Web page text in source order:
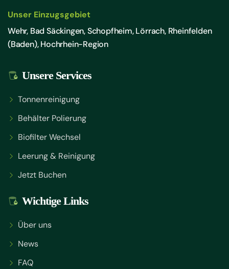
Unser Einzugsgebiet
Wehr, Bad Säckingen, Schopfheim, Lörrach, Rheinfelden
(Baden), Hochrhein-Region
Unsere Services
Tonnenreinigung
Behälter Polierung
Biofilter Wechsel
Leerung & Reinigung
Jetzt Buchen
Wichtige Links
Über uns
News
FAQ